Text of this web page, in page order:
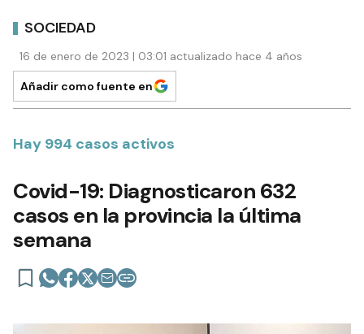
SOCIEDAD
16 de enero de 2023 | 03:01 actualizado hace 4 años
Añadir como fuente en
Hay 994 casos activos
Covid-19: Diagnosticaron 632
casos en la provincia la última
semana